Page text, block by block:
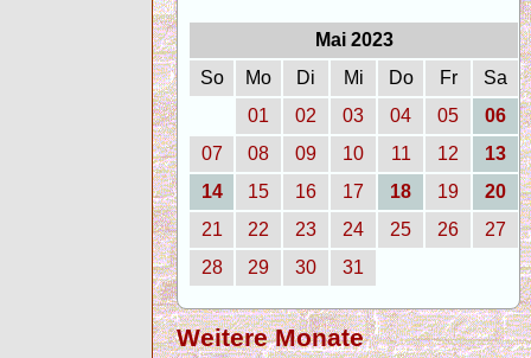
Mai 2023
So
Mo Di Mi Do Fr
Sa
01
02 03 04 05
06
07
08 09 10 11 12
13
14
15 16 17 18 19
20
21
22 23 24 25 26
27
28
29 30 31
Weitere Monate